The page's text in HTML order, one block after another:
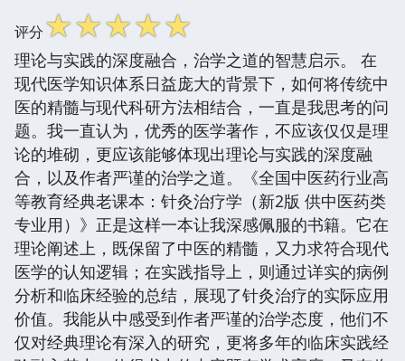
评分☆☆☆☆☆
理论与实践的深度融合，治学之道的智慧启示。 在
现代医学知识体系日益庞大的背景下，如何将传统中
医的精髓与现代科研方法相结合，一直是我思考的问
题。我一直认为，优秀的医学著作，不应该仅仅是理
论的堆砌，更应该能够体现出理论与实践的深度融
合，以及作者严谨的治学之道。《全国中医药行业高
等教育经典老课本：针灸治疗学（新2版 供中医药类
专业用）》正是这样一本让我深感佩服的书籍。它在
理论阐述上，既保留了中医的精髓，又力求符合现代
医学的认知逻辑；在实践指导上，则通过详实的病例
分析和临床经验的总结，展现了针灸治疗的实际应用
价值。我能从中感受到作者严谨的治学态度，他们不
仅对经典理论有深入的研究，更将多年的临床实践经